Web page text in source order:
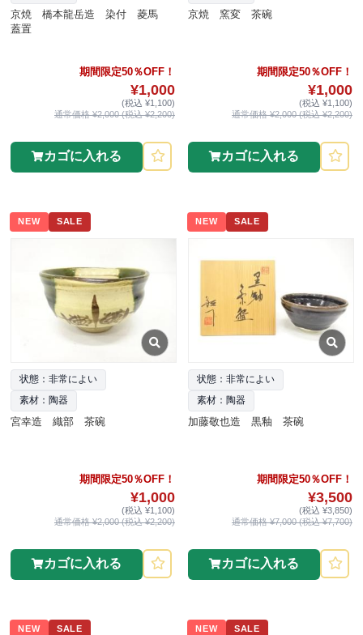
京焼 橋本龍岳造 染付 菱馬
蓋置
期間限定50％OFF！
¥1,000
(税込 ¥1,100)
通常価格 ¥2,000 (税込 ¥2,200)
カゴに入れる
京焼 窯変 茶碗
期間限定50％OFF！
¥1,000
(税込 ¥1,100)
通常価格 ¥2,000 (税込 ¥2,200)
カゴに入れる
NEW SALE
状態：非常によい
素材：陶器
宮幸造 織部 茶碗
期間限定50％OFF！
¥1,000
(税込 ¥1,100)
通常価格 ¥2,000 (税込 ¥2,200)
カゴに入れる
NEW SALE
状態：非常によい
素材：陶器
加藤敬也造 黒釉 茶碗
期間限定50％OFF！
¥3,500
(税込 ¥3,850)
通常価格 ¥7,000 (税込 ¥7,700)
カゴに入れる
NEW SALE NEW SALE